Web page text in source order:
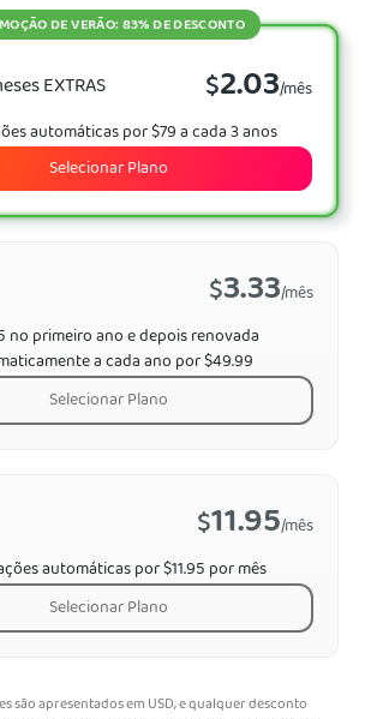
$11.95/mês
automáticas por $11.95 por mês
Selecionar Plano
EXTRAS $2.03/mês
DE VERÃO: 83% DE DESCONTO
automáticas por $79 a cada 3 anos
Selecionar Plano
$3.33/mês
no primeiro ano e depois renovada
a cada ano por $49.99
Selecionar Plano
são apresentados em USD, e qualquer desconto